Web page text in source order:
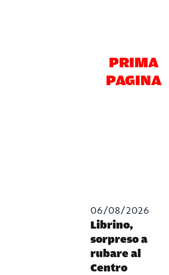
PRIMA
PAGINA
06/08/2026
Librino,
sorpreso a
rubare al
Centro